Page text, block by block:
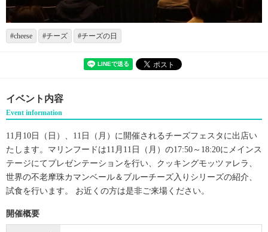
cheese チーズ チーズの日
イベント内容
Event information
11月10日（日）、11日（月）に開催されるチーズフェスタに出店い
たします。マリンフードは11月11日（月）の17:50～18:20にメインス
テージにてプレゼンテーションを行い、クッキングモッツァレラ、
世界の不老摩珠カマンベール＆ブルーチーズ入りシリーズの紹介、
試食を行います。 お近くの方は是非ご来場ください。
開催概要